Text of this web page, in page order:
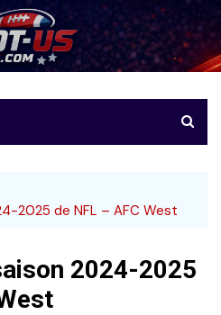
Foot-US
2025 de NFL – AFC West
2024-2025